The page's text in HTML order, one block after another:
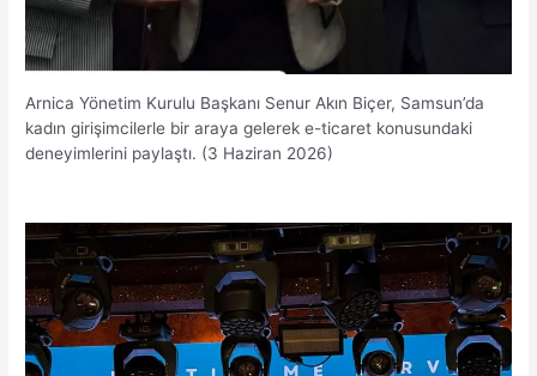
Arnica Yönetim Kurulu Başkanı Senur Akın Biçer, Samsun’da
kadın girişimcilerle bir araya gelerek e-ticaret konusundaki
deneyimlerini paylaştı. (3 Haziran 2026)